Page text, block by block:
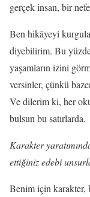
gerçek insan, bir
Ben hikâyeyi
diyebilirim. Bu
yaşamların izini
versinler, çünkü
Ve dilerim ki, her
bulsun bu satırlarda.
Karakter
ettiğiniz edebi
Benim için